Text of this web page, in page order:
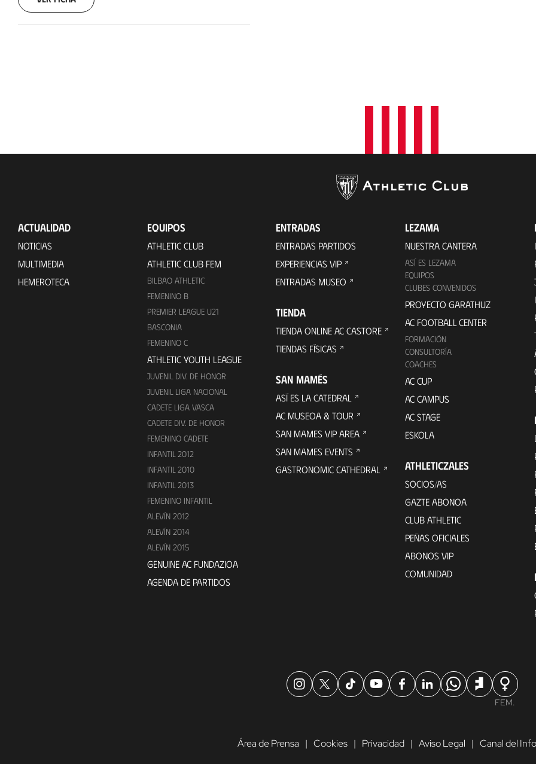
ACTUALIDAD
NOTICIAS
MULTIMEDIA
HEMEROTECA
EQUIPOS
ATHLETIC CLUB
ATHLETIC CLUB FEM
BILBAO ATHLETIC
FEMENINO B
PREMIER LEAGUE U21
BASCONIA
FEMENINO C
ATHLETIC YOUTH LEAGUE
JUVENIL DIV. DE HONOR
JUVENIL LIGA NACIONAL
CADETE LIGA VASCA
CADETE DIV. DE HONOR
FEMENINO CADETE
INFANTIL 2012
INFANTIL 2010
INFANTIL 2013
FEMENINO INFANTIL
ALEVÍN 2012
ALEVÍN 2014
ALEVÍN 2015
GENUINE AC FUNDAZIOA
AGENDA DE PARTIDOS
ENTRADAS
ENTRADAS PARTIDOS
EXPERIENCIAS VIP
ENTRADAS MUSEO
TIENDA
TIENDA ONLINE AC CASTORE
TIENDAS FÍSICAS
SAN MAMÉS
ASÍ ES LA CATEDRAL
AC MUSEOA & TOUR
SAN MAMES VIP AREA
SAN MAMES EVENTS
GASTRONOMIC CATHEDRAL
LEZAMA
NUESTRA CANTERA
ASÍ ES LEZAMA
EQUIPOS
CLUBES CONVENIDOS
PROYECTO GARATHUZ
AC FOOTBALL CENTER
FORMACIÓN
CONSULTORÍA
COACHES
AC CUP
AC CAMPUS
AC STAGE
ESKOLA
ATHLETICZALES
SOCIOS/AS
GAZTE ABONOA
CLUB ATHLETIC
PEÑAS OFICIALES
ABONOS VIP
COMUNIDAD
FEM.
Área de Prensa Cookies Privacidad Aviso Legal Canal del